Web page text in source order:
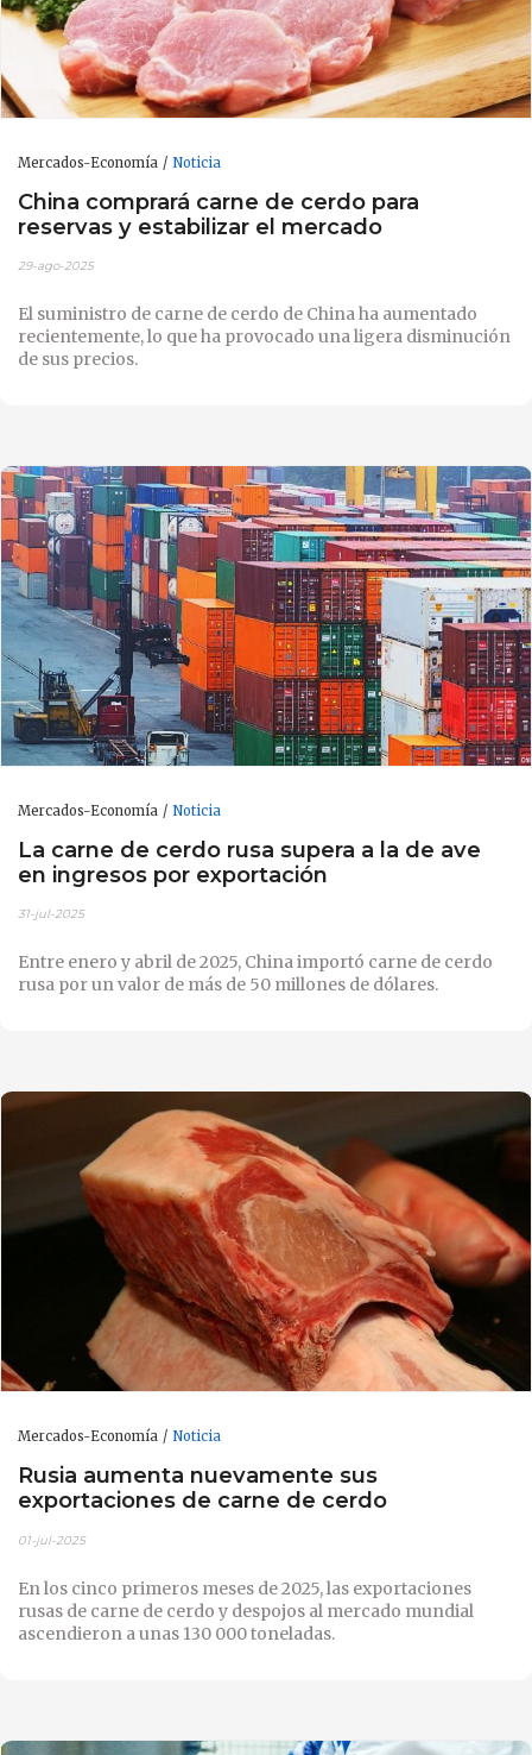
Mercados-Economía Noticia
China comprará carne de cerdo para
reservas y estabilizar el mercado
29-ago-2025
El suministro de carne de cerdo de China ha aumentado
recientemente, lo que ha provocado una ligera disminución
de sus precios.
Mercados-Economía Noticia
La carne de cerdo rusa supera a la de ave
en ingresos por exportación
31-jul-2025
Entre enero y abril de 2025, China importó carne de cerdo
rusa por un valor de más de 50 millones de dólares.
Mercados-Economía Noticia
Rusia aumenta nuevamente sus
exportaciones de carne de cerdo
01-jul-2025
En los cinco primeros meses de 2025, las exportaciones
rusas de carne de cerdo y despojos al mercado mundial
ascendieron a unas 130 000 toneladas.